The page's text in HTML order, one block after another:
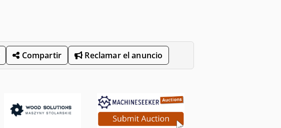
Compartir Reclamar el anuncio